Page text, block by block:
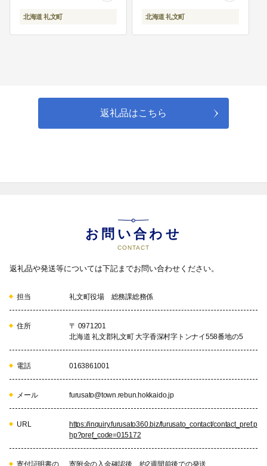
ふるさと応援・体験道場に関する
事業に活用いたします。
甘み 産地直送 】
北海道 礼文町 北海道 礼文町
返礼品はこちら
お問い合わせ
CONTACT
返礼品や発送等については下記までお問い合わせください。
担当 礼文町役場 総務課総務係
住所
〒 0971201
北海道 礼文郡礼文町 大字香深村字トンナイ558番地の5
電話 0163861001
メール furusato@town.rebun.hokkaido.jp
URL
https://inquiry.furusato360.biz/furusato_contact/contact_pref.p
hp?pref_code=015172